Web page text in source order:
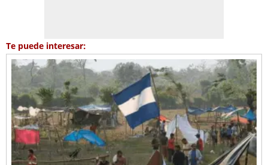
Te puede interesar: